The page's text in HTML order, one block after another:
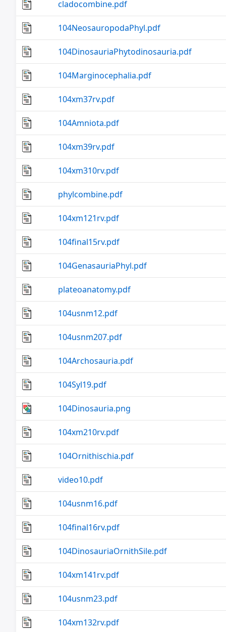
cladocombine.pdf
104NeosauropodaPhyl.pdf
104DinosauriaPhytodinosauria.pdf
104Marginocephalia.pdf
104xm37rv.pdf
104Amniota.pdf
104xm39rv.pdf
104xm310rv.pdf
phylcombine.pdf
104xm121rv.pdf
104final15rv.pdf
104GenasauriaPhyl.pdf
plateoanatomy.pdf
104usnm12.pdf
104usnm207.pdf
104Archosauria.pdf
104Syl19.pdf
104Dinosauria.png
104xm210rv.pdf
104Ornithischia.pdf
video10.pdf
104usnm16.pdf
104final16rv.pdf
104DinosauriaOrnithSile.pdf
104xm141rv.pdf
104usnm23.pdf
104xm132rv.pdf